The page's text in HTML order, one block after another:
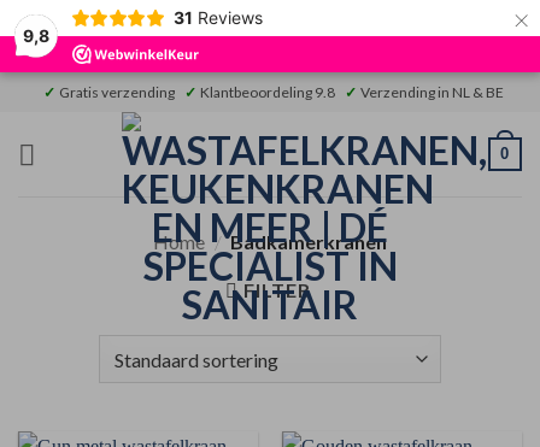
9,8
31 Reviews ×
inhoud
✓ Gratis verzending ✓ Klantbeoordeling 9.8 ✓ Verzending in NL & BE
0
Home / Badkamerkranen
FILTER